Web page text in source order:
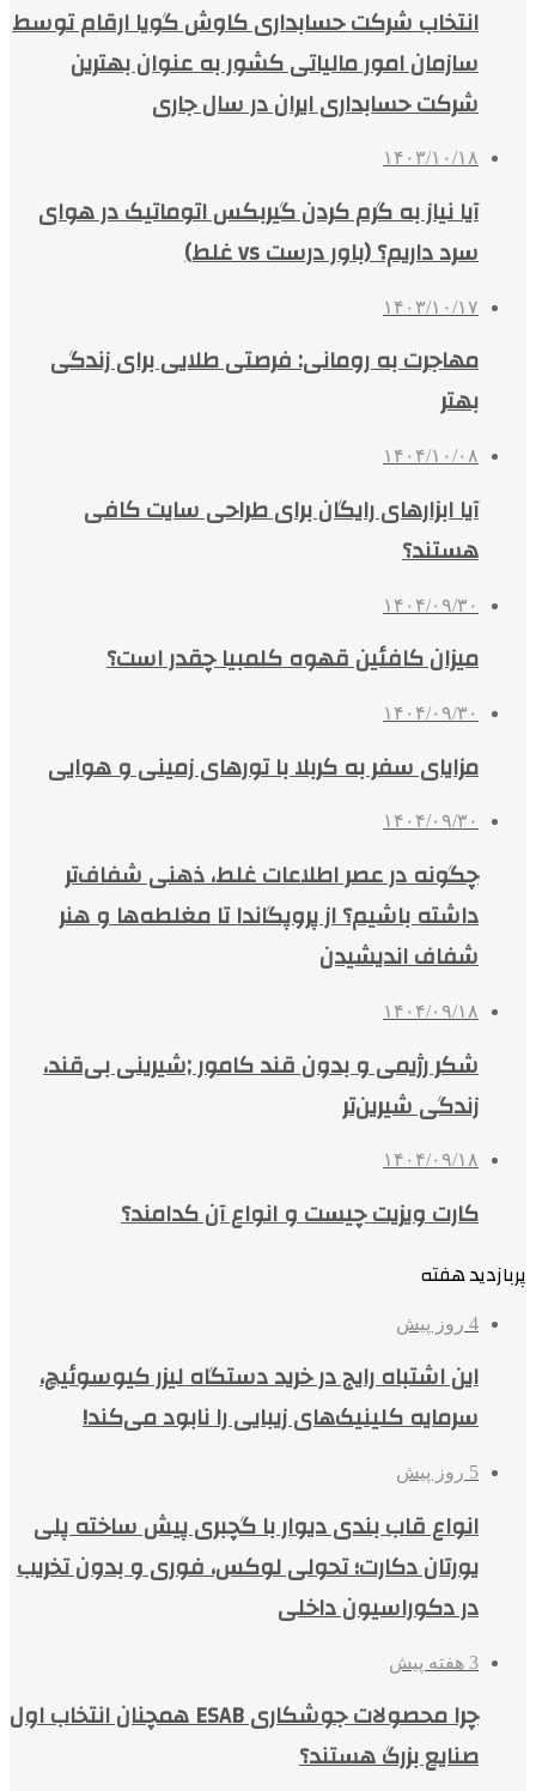
انتخاب شرکت حسابداری کاوش گویا ارقام توسط
سازمان امور مالیاتی کشور به عنوان بهترین
شرکت حسابداری ایران در سال جاری
۱۴۰۳/۱۰/۱۸
آیا نیاز به گرم کردن گیربکس اتوماتیک در هوای
سرد داریم؟ (باور درست vs غلط)
۱۴۰۳/۱۰/۱۷
مهاجرت به رومانی: فرصتی طلایی برای زندگی
بهتر
۱۴۰۴/۱۰/۰۸
آیا ابزارهای رایگان برای طراحی سایت کافی
هستند؟
۱۴۰۴/۰۹/۳۰
میزان کافئین قهوه کلمبیا چقدر است؟
۱۴۰۴/۰۹/۳۰
مزایای سفر به کربلا با تورهای زمینی و هوایی
۱۴۰۴/۰۹/۳۰
چگونه در عصر اطلاعات غلط، ذهنی شفاف‌تر
داشته باشیم؟ از پروپگاندا تا مغلطه‌ها و هنر
شفاف اندیشیدن
۱۴۰۴/۰۹/۱۸
شکر رژیمی و بدون قند کامور ;شیرینی بی‌قند،
زندگی شیرین‌تر
۱۴۰۴/۰۹/۱۸
کارت ویزیت چیست و انواع آن کدامند؟
پربازدید هفته
4 روز پیش
این اشتباه رایج در خرید دستگاه لیزر کیوسوئیچ،
سرمایه کلینیک‌های زیبایی را نابود می‌کند!
5 روز پیش
انواع قاب بندی دیوار با گچبری پیش ساخته پلی
یورتان دکارت؛ تحولی لوکس، فوری و بدون تخریب
در دکوراسیون داخلی
3 هفته پیش
چرا محصولات جوشکاری ESAB همچنان انتخاب اول
صنایع بزرگ هستند؟